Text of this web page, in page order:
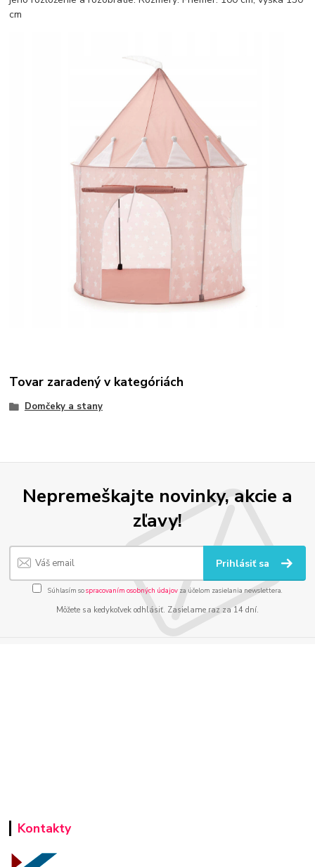
cm
Tovar zaradený v kategóriách
Domčeky a stany
Nepremeškajte novinky, akcie a
zľavy!
Prihlásiť sa
Súhlasím sospracovaním osobných údajov za účelom zasielania newslettera.
Môžete sa kedykoľvek odhlásiť. Zasielame raz za 14 dní.
Kontakty